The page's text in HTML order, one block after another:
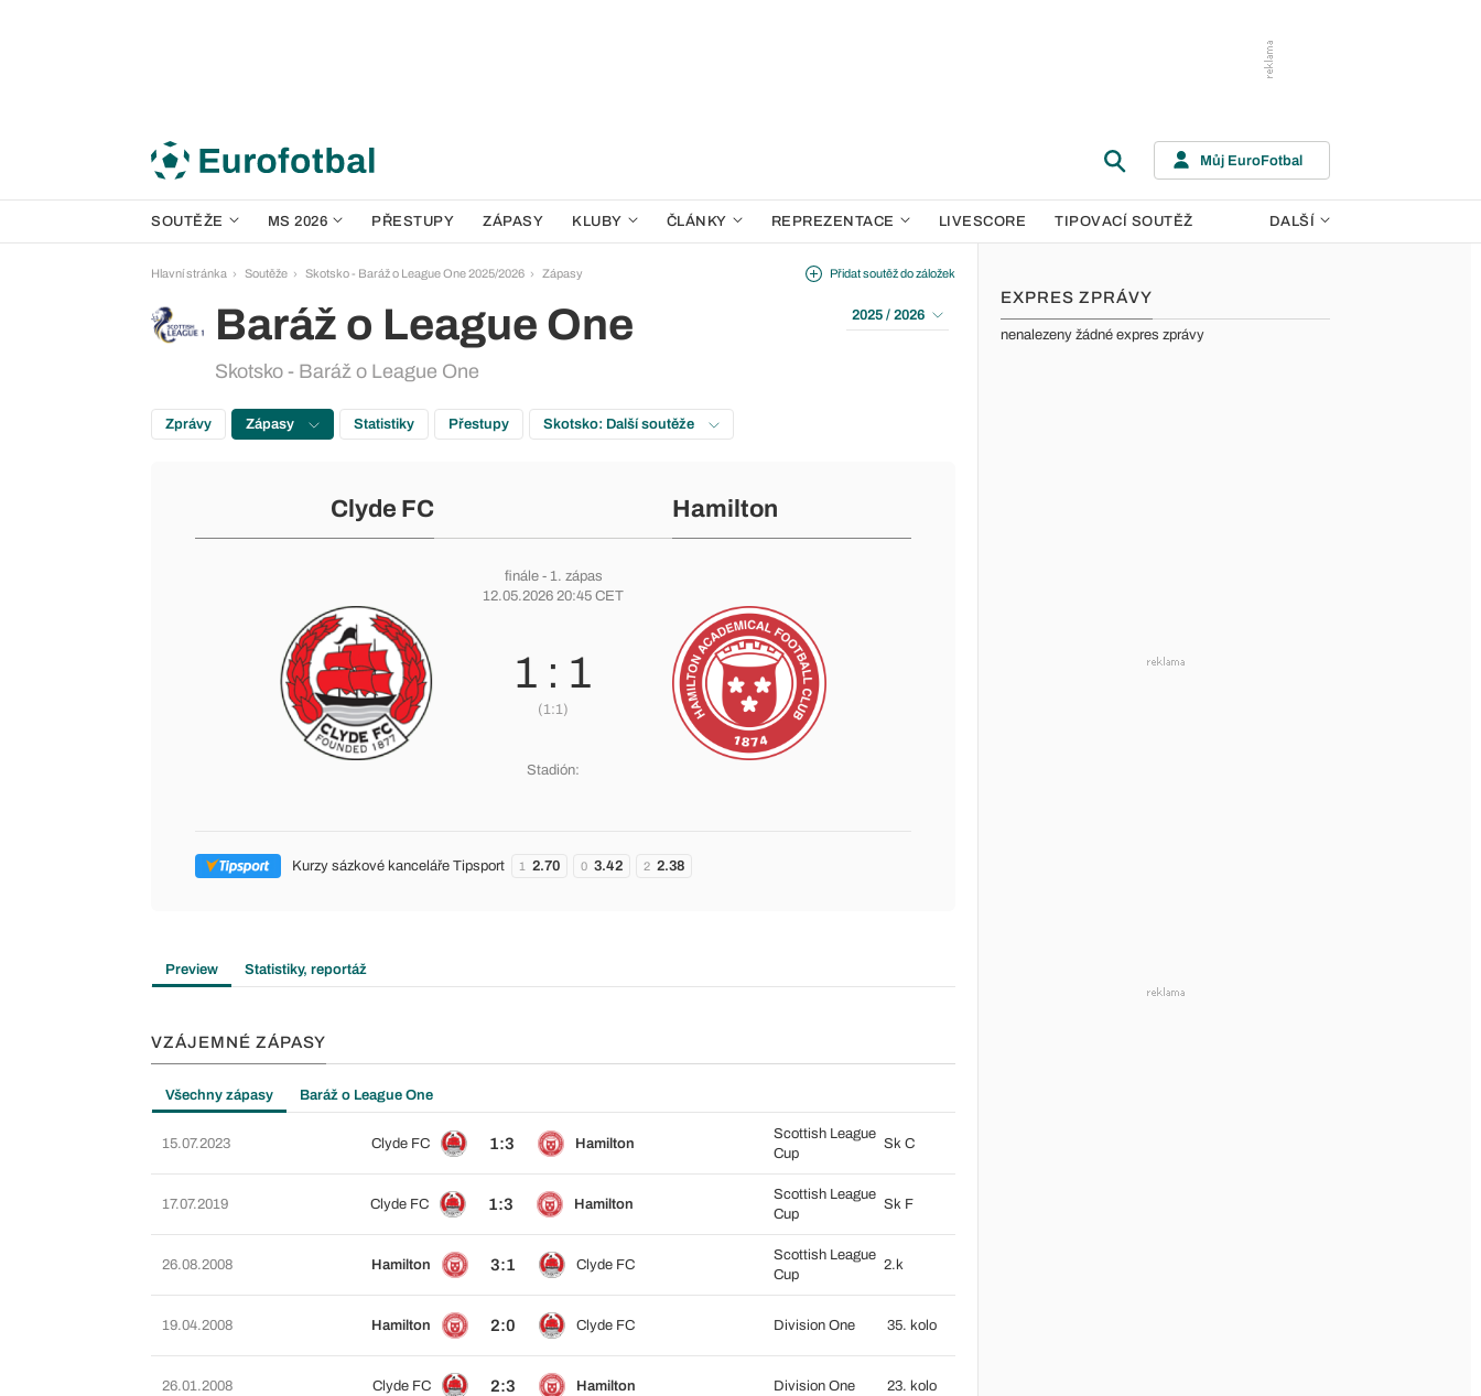
Můj EuroFotbal
SOUTĚŽE MS 2026 PŘESTUPY ZÁPASY KLUBY ČLÁNKY REPREZENTACE LIVESCORE TIPOVACÍ SOUTĚŽ DALŠÍ
Hlavní stránka Soutěže Skotsko - Baráž o League One 2025/2026 Zápasy
Baráž o League One
Skotsko - Baráž o League One
Přidat soutěž do záložek
2025 / 2026
Zprávy Zápasy Statistiky Přestupy Skotsko: Další soutěže
Clyde FC Hamilton
finále- 1. zápas
12.05.2026 20:45 CET
1 : 1
(1:1)
Stadión:
Kurzy sázkové kanceláře Tipsport 1 2.70 0 3.42 2 2.38
Preview Statistiky, reportáž
VZÁJEMNÉ ZÁPASY
Všechny zápasy Baráž o League One
15.07.2023 Clyde FC 1:3 Hamilton
Scottish League
Cup
Sk C
17.07.2019 Clyde FC 1:3 Hamilton
Scottish League
Cup
Sk F
26.08.2008 Hamilton 3:1 Clyde FC
Scottish League
Cup
2.k
19.04.2008 Hamilton 2:0 Clyde FC Division One 35. kolo
26.01.2008 Clyde FC 2:3 Hamilton Division One 23. kolo
EXPRES ZPRÁVY
nenalezeny žádné expres zprávy